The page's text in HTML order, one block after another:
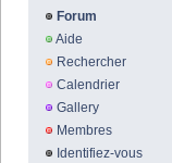
Forum
Aide
Rechercher
Calendrier
Gallery
Membres
Identifiez-vous